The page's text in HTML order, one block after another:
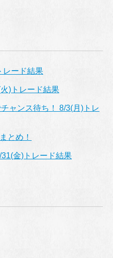
レード結果
)トレード結果
ャンス待ち！ 8/3(月)トレ
とめ！
金)トレード結果